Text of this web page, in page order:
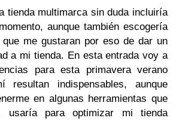
tienda multimarca sin duda incluiría
aunque también escogería
que me gustaran por eso de dar un
a mi tienda. En esta entrada voy a
para esta primavera verano
indispensables, aunque
en algunas herramientas que
para optimizar mi tienda